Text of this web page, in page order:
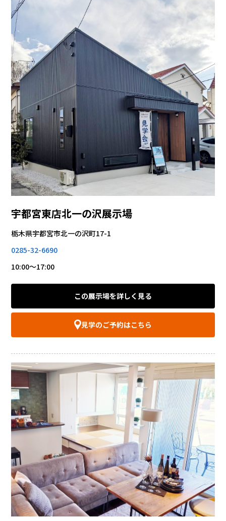
宇都宮東店北一の沢展示場
栃木県宇都宮市北一の沢町17-1
0285-32-6690
10:00～17:00
この展示場を詳しく見る
見学のご予約はこちら